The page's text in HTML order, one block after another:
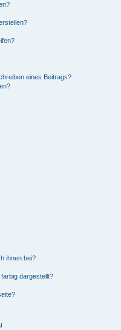
eines Beitrags?
ihnen bei?
dargestellt?